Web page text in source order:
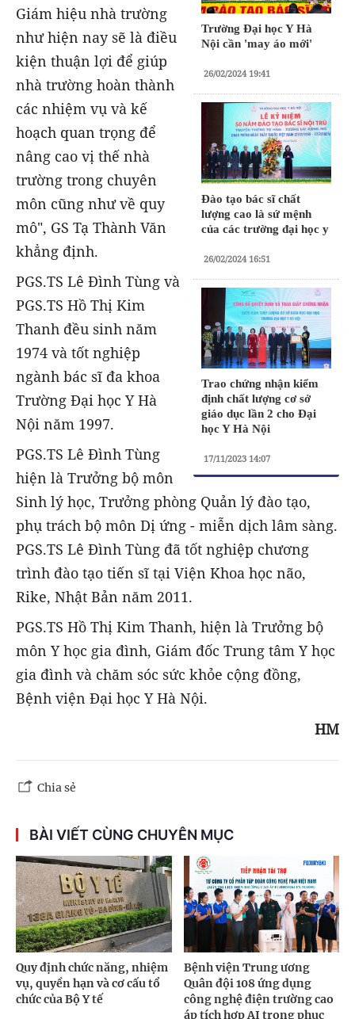
Trường Đại học Y Hà
Nội cần 'may áo mới'
26/02/2024 19:41
Đào tạo bác sĩ chất
lượng cao là sứ mệnh
của các trường đại học y
26/02/2024 16:51
Trao chứng nhận kiểm
định chất lượng cơ sở
giáo dục lần 2 cho Đại
học Y Hà Nội
17/11/2023 14:07
Giám hiệu nhà trường
như hiện nay sẽ là điều
kiện thuận lợi để giúp
nhà trường hoàn thành
các nhiệm vụ và kế
hoạch quan trọng để
nâng cao vị thế nhà
trường trong chuyên
môn cũng như về quy
mô", GS Tạ Thành Văn
khẳng định.
PGS.TS Lê Đình Tùng và
PGS.TS Hồ Thị Kim
Thanh đều sinh năm
1974 và tốt nghiệp
ngành bác sĩ đa khoa
Trường Đại học Y Hà
Nội năm 1997.
PGS.TS Lê Đình Tùng
hiện là Trưởng bộ môn
Sinh lý học, Trưởng phòng Quản lý đào tạo,
phụ trách bộ môn Dị ứng - miễn dịch lâm sàng.
PGS.TS Lê Đình Tùng đã tốt nghiệp chương
trình đào tạo tiến sĩ tại Viện Khoa học não,
Rike, Nhật Bản năm 2011.
PGS.TS Hồ Thị Kim Thanh, hiện là Trưởng bộ
môn Y học gia đình, Giám đốc Trung tâm Y học
gia đình và chăm sóc sức khỏe cộng đồng,
Bệnh viện Đại học Y Hà Nội.
HM
Chia sẻ
BÀI VIẾT CÙNG CHUYÊN MỤC
Quy định chức năng, nhiệm
vụ, quyền hạn và cơ cấu tổ
chức của Bộ Y tế
Bệnh viện Trung ương
Quân đội 108 ứng dụng
công nghệ điện trường cao
áp tích hợp AI trong phục